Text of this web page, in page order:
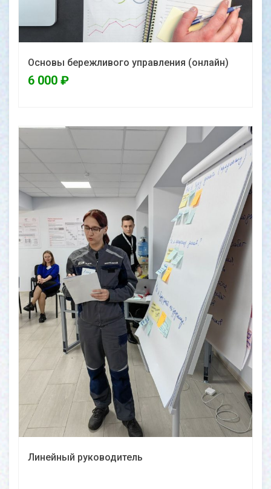
Основы бережливого управления (онлайн)
6 000 ₽
Линейный руководитель